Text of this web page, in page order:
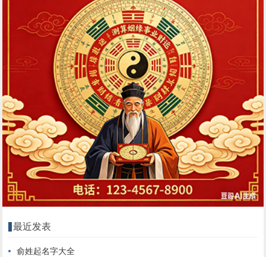
最近发表
俞姓起名字大全